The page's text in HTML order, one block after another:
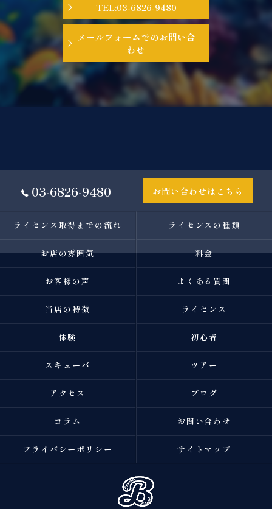
TEL:03-6826-9480
メールフォームでのお問い合
わせ
03-6826-9480 お問い合わせはこちら
ライセンス取得までの流れ ライセンスの種類
お店の雰囲気 料金
お客様の声 よくある質問
当店の特徴 ライセンス
体験 初心者
スキューバ ツアー
アクセス ブログ
コラム お問い合わせ
プライバシーポリシー サイトマップ